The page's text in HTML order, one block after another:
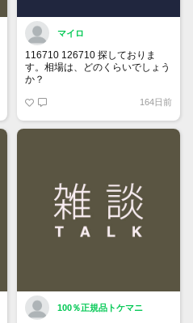
マイロ
116710 126710 探しておりま
す。相場は、どのくらいでしょう
か？
164日前
100％正規品トケマニ